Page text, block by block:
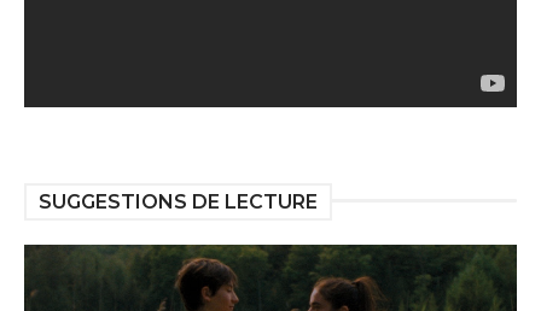
SUGGESTIONS DE LECTURE